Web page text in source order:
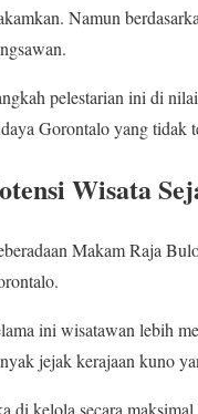
Namun
pelestarian ini di
Gorontalo yang tidak
Wisata
Makam Raja
ini wisatawan lebih
jejak kerajaan kuno
di kelola secara